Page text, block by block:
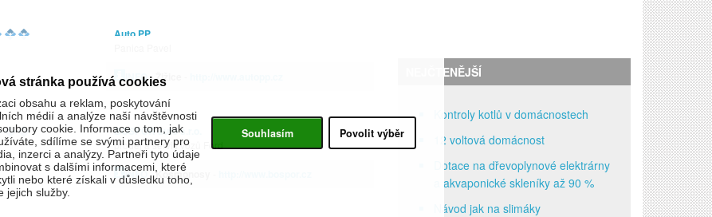
Auto PP
INFO-Žižice
BOSPOR auto s.r.o.
prodej a servis vozů Ford
INFO-Kosmonosy
NEJČTENĚJŠÍ
Kontroly kotlů v domácnostech
12 voltová domácnost
Dotace na dřevoplynové elektrárny
a akvaponické skleníky až 90 %
Návod jak na slimáky
stránka používá cookies
obsahu a reklam, poskytování
médií a analýze naší návštěvnosti
cookie. Informace o tom, jak
sdílíme se svými partnery pro
inzerci a analýzy. Partneři tyto údaje
s dalšími informacemi, které
nebo které získali v důsledku toho,
jejich služby.
Souhlasím Povolit výběr